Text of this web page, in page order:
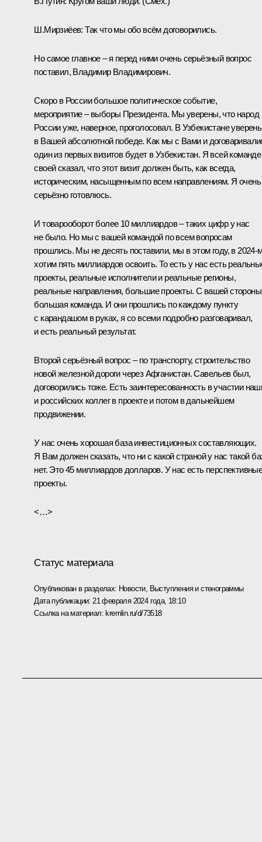
Ш.Мирзиёев: Так что мы обо всём договорились.
Но самое главное – я перед ними очень серьёзный вопрос
поставил, Владимир Владимирович.
Скоро в России большое политическое событие,
мероприятие – выборы Президента. Мы уверены, что народ
России уже, наверное, проголосовал. В Узбекистане
в Вашей абсолютной победе. Как мы с Вами и
один из первых визитов будет в Узбекистан. Я всей команде
своей сказал, что этот визит должен быть, как всегда,
историческим, насыщенным по всем направлениям. Я очень
серьёзно готовлюсь.
И товарооборот более 10 миллиардов – таких цифр у нас
не было. Но мы с вашей командой по всем вопросам
прошлись. Мы не десять поставили, мы в этом году, в 2024-
хотим пять миллиардов освоить. То есть у нас есть
проекты, реальные исполнители и реальные регионы,
реальные направления, большие проекты. С вашей стороны
большая команда. И они прошлись по каждому пункту
с карандашом в руках, я со всеми подробно разговаривал,
и есть реальный результат.
Второй серьёзный вопрос – по транспорту, строительство
новой железной дороги через Афганистан. Савельев был,
договорились тоже. Есть заинтересованность в участии
и российских коллег в проекте и потом в дальнейшем
продвижении.
У нас очень хорошая база инвестиционных составляющих.
Я Вам должен сказать, что ни с какой страной у нас такой
нет. Это 45 миллиардов долларов. У нас есть
проекты.
<…>
Статус материала
Опубликован в разделах: Новости, Выступления и стенограммы
Дата публикации: 21 февраля 2024 года, 18:10
Ссылка на материал: kremlin.ru/d/73518